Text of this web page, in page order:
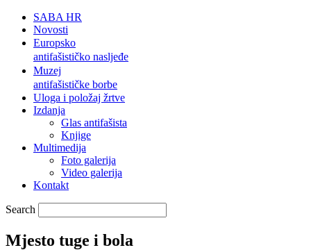
SABA HR
Novosti
Europsko
antifašističko nasljeđe
Muzej
antifašističke borbe
Uloga i položaj žrtve
Izdanja
Glas antifašista
Knjige
Multimedija
Foto galerija
Video galerija
Kontakt
Search
Mjesto tuge i bola